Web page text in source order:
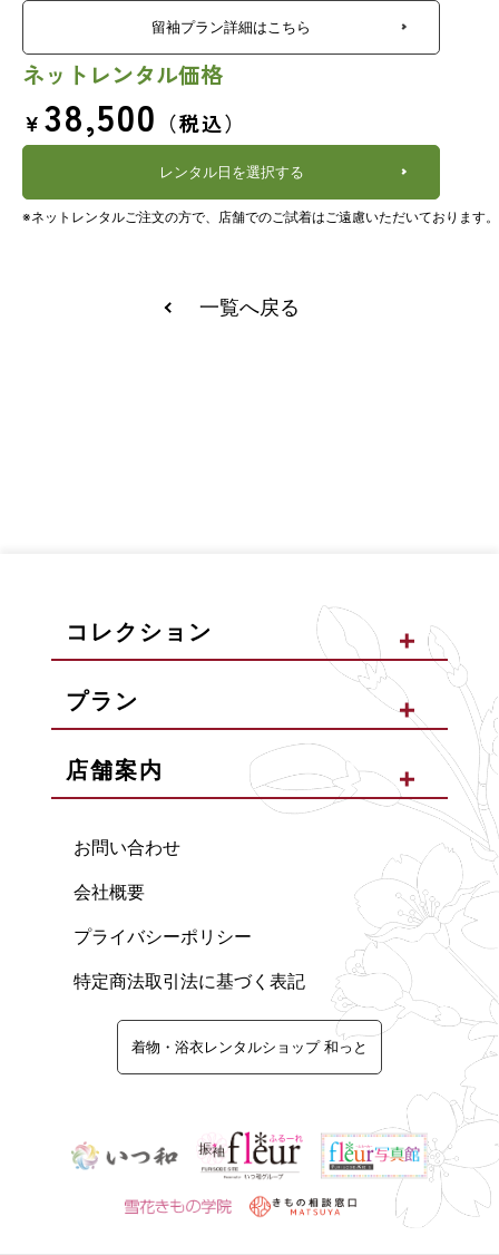
留袖プラン詳細はこちら
ネットレンタル価格
￥ 38,500 （税込）
レンタル日を選択する
※ネットレンタルご注文の方で、店舗でのご試着はご遠慮いただいております。
一覧へ戻る
コレクション
プラン
店舗案内
お問い合わせ
会社概要
プライバシーポリシー
特定商法取引法に基づく表記
着物・浴衣レンタルショップ 和っと